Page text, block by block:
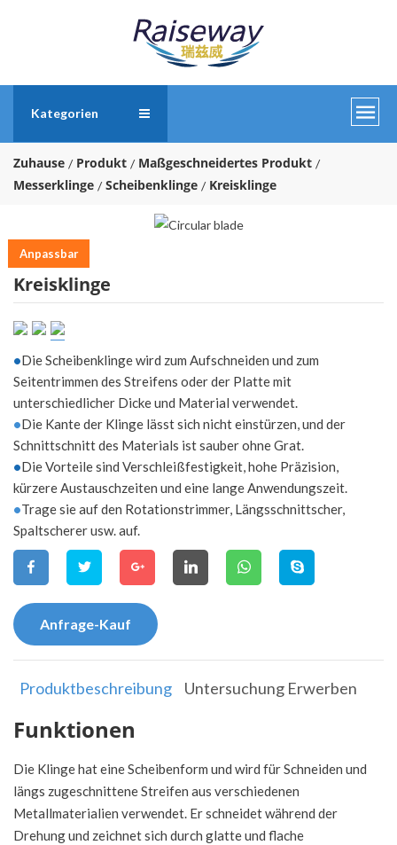
Kategorien
Zuhause Produkt
Maßgeschneidertes Produkt
Messerklinge
Scheibenklinge Kreisklinge
Anpassbar
Kreisklinge
•Die Scheibenklinge wird zum Aufschneiden und zum
Seitentrimmen des Streifens oder der Platte mit
unterschiedlicher Dicke und Material verwendet.
•Die Kante der Klinge lässt sich nicht einstürzen, und der
Schnittschnitt des Materials ist sauber ohne Grat.
•Die Vorteile sind Verschleißfestigkeit, hohe Präzision,
kürzere Austauschzeiten und eine lange Anwendungszeit.
•Trage sie auf den Rotationstrimmer, Längsschnittscher,
Spaltscherer usw. auf.
Anfrage-Kauf
Produktbeschreibung Untersuchung Erwerben
Funktionen
Die Klinge hat eine Scheibenform und wird für Schneiden und
längs zugeschnittene Streifen aus verschiedenen
Metallmaterialien verwendet. Er schneidet während der
Drehung und zeichnet sich durch glatte und flache